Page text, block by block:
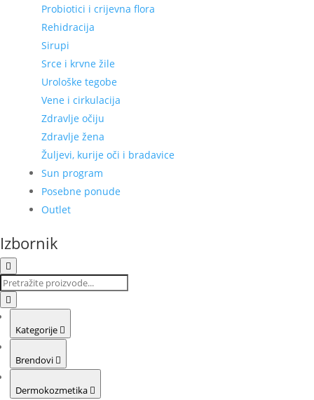
Probiotici i crijevna flora
Rehidracija
Sirupi
Srce i krvne žile
Urološke tegobe
Vene i cirkulacija
Zdravlje očiju
Zdravlje žena
Žuljevi, kurije oči i bradavice
Sun program
Posebne ponude
Outlet
Izbornik
Kategorije
Brendovi
Dermokozmetika